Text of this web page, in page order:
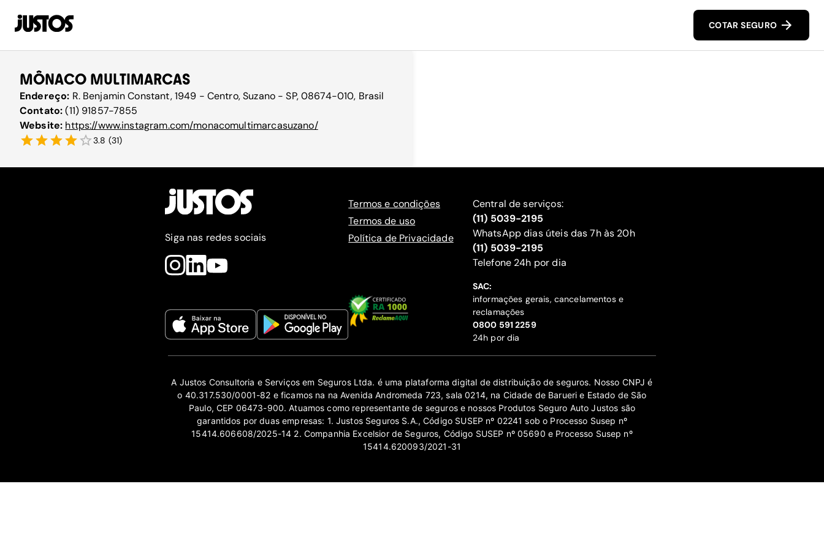
COTAR SEGURO
MÔNACO MULTIMARCAS
Endereço: R. Benjamin Constant, 1949 - Centro, Suzano - SP, 08674-010, Brasil
Contato:(11) 91857-7855
Website: https://www.instagram.com/monacomultimarcasuzano/
3.8 (31)
Siga nas redes sociais
Termos e condições
Termos de uso
Política de Privacidade
Central de serviços:
(11) 5039-2195
WhatsApp dias úteis das 7h às 20h
(11) 5039-2195
‍Telefone 24h por dia
SAC:
informações gerais, cancelamentos e
reclamações
‍0800 591 2259
24h por dia
A Justos Consultoria e Serviços em Seguros Ltda. é uma plataforma digital de distribuição de seguros. Nosso CNPJ é
o 40.317.530/0001-82 e ficamos na na Avenida Andromeda 723, sala 0214, na Cidade de Barueri e Estado de São
Paulo, CEP 06473-900. Atuamos como representante de seguros e nossos Produtos Seguro Auto Justos são
garantidos por duas empresas: 1. Justos Seguros S.A., Código SUSEP nº 02241 sob o Processo Susep nº
15414.606608/2025-14 2. Companhia Excelsior de Seguros, Código SUSEP nº 05690 e Processo Susep nº
15414.620093/2021-31